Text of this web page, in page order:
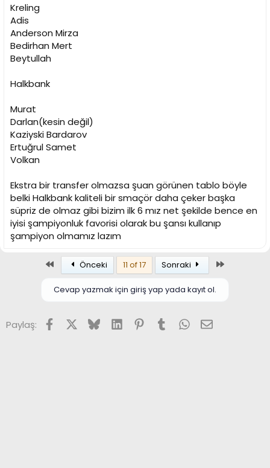
Kreling
Adis
Anderson Mirza
Bedirhan Mert
Beytullah
Halkbank
Murat
Darlan(kesin değil)
Kaziyski Bardarov
Ertuğrul Samet
Volkan
Ekstra bir transfer olmazsa şuan görünen tablo böyle
belki Halkbank kaliteli bir smaçör daha çeker başka
süpriz de olmaz gibi bizim ilk 6 mız net şekilde bence en
iyisi şampiyonluk favorisi olarak bu şansı kullanıp
şampiyon olmamız lazım
Birinci Önceki 11 of 17 Sonraki
Cevap yazmak için giriş yap yada kayıt ol.
Paylaş: FacebookX (Twitter)
BlueskyLinkedInPinterest
TumblrWhatsApp
E-posta